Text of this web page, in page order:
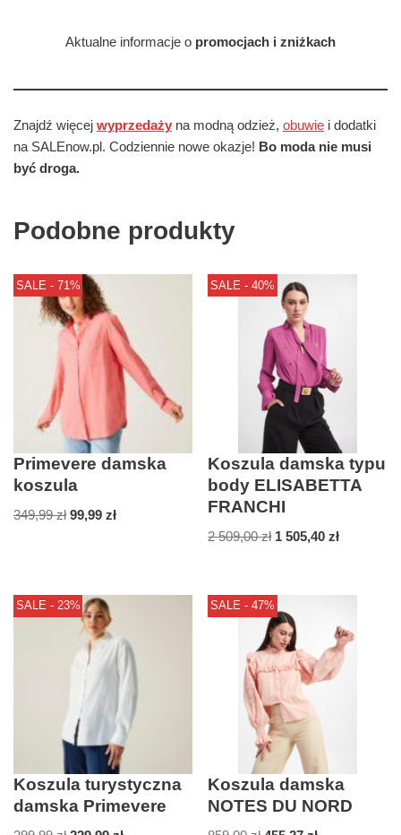
Aktualne informacje o promocjach i zniżkach
Znajdź więcej wyprzedaży na modną odzież, obuwie i dodatki
na SALEnow.pl. Codziennie nowe okazje! Bo moda nie musi
być droga.
Podobne produkty
SALE - 71%
Primevere damska
koszula
349,99zł 99,99 zł
SALE - 40%
Koszula damska typu
body ELISABETTA
FRANCHI
2 509,00zł 1 505,40zł
SALE - 23%
Koszula turystyczna
damska Primevere
SALE - 47%
Koszula damska
NOTES DU NORD